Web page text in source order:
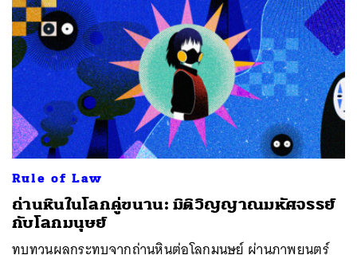
Rule of Law
ถ่านหินในโลกคู่ขนาน: มิติวิญญาณมหัศจรรย์
กับโลกมนุษย์
ทบทวนผลกระทบจากถ่านหินต่อโลกมนุษย์ ผ่านภาพยนตร์